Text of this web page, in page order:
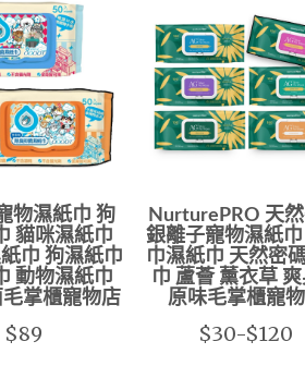
物濕紙巾 狗
貓咪濕紙巾
巾 狗濕紙巾
動物濕紙巾
毛掌櫃寵物店
$89
NurturePRO 天
銀離子寵物濕紙
巾濕紙巾 天然密
巾 蘆薈 薰衣草
原味毛掌櫃寵
$30-$120